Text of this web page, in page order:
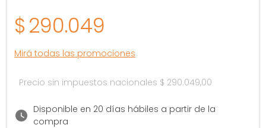
$290.049
Mirá todas las promociones
Precio sin impuestos nacionales $ 290.049,00
Disponible en 20 días hábiles a partir de la
compra